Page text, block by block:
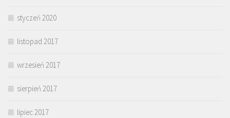
styczeń 2020
listopad 2017
wrzesień 2017
sierpień 2017
lipiec 2017